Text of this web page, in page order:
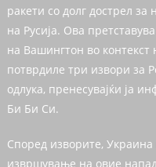
ракети со долг дострел за
на Русија. Ова
на Вашингтон во контекст
потврдиле три извори за
одлука, пренесувајќи ја
Би Би Си.
Според изворите,
извршување на овие